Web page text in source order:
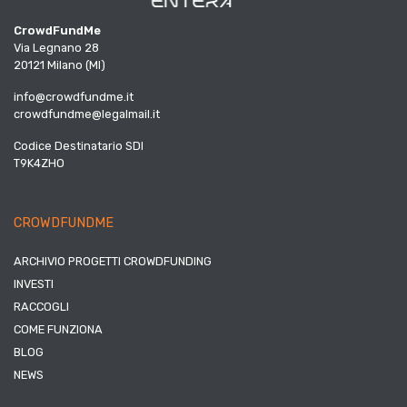
CrowdFundMe
Via Legnano 28
20121 Milano (MI)
info@crowdfundme.it
crowdfundme@legalmail.it
Codice Destinatario SDI
T9K4ZHO
CROWDFUNDME
ARCHIVIO PROGETTI CROWDFUNDING
INVESTI
RACCOGLI
COME FUNZIONA
BLOG
NEWS